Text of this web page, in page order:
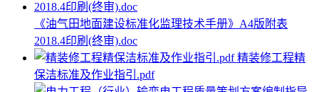
《油气田地面建设标准化监理技术手册》A4版附表
2018.4印刷(终审).doc
精装修工程精
保洁标准及作业指引.pdf